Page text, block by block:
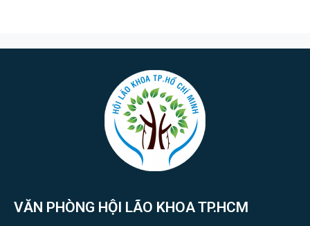
VĂN PHÒNG HỘI LÃO KHOA TP.HCM